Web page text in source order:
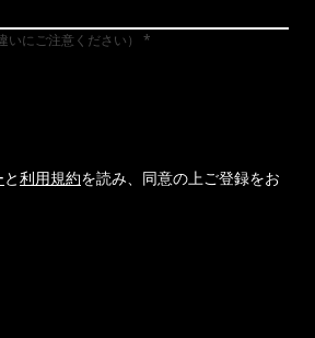
にご注意ください）
と利用規約を読み、同意の上ご登録をお